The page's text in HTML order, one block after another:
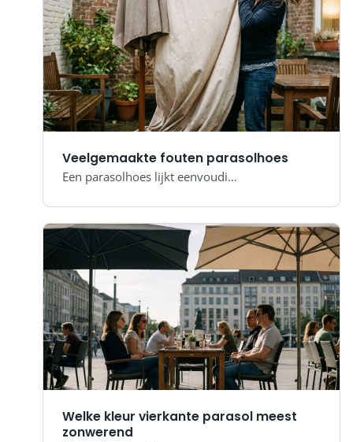
Veelgemaakte fouten parasolhoes
Een parasolhoes lijkt eenvoudi…
Welke kleur vierkante parasol meest
zonwerend